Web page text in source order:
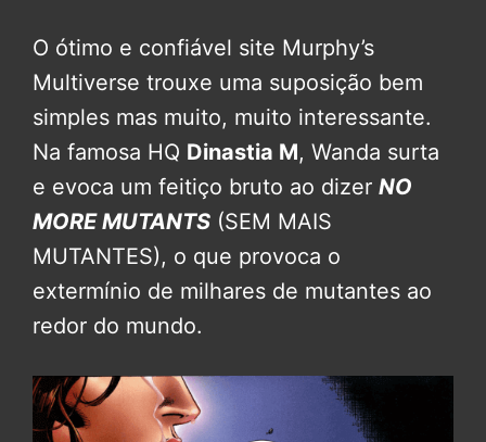
O ótimo e confiável site Murphy’s
Multiverse trouxe uma suposição bem
simples mas muito, muito interessante.
Na famosa HQ Dinastia M, Wanda surta
e evoca um feitiço bruto ao dizer NO
MORE MUTANTS (SEM MAIS
MUTANTES), o que provoca o
extermínio de milhares de mutantes ao
redor do mundo.